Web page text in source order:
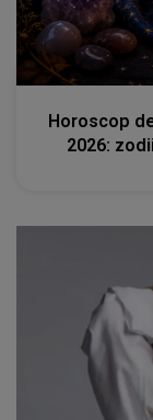
Horoscop
2026: